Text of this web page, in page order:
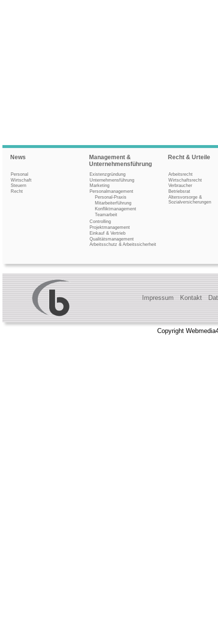
News
Personal
Wirtschaft
Steuern
Recht
Management &
Unternehmensführung
Existenzgründung
Unternehmensführung
Marketing
Personalmanagement
Personal-Praxis
Mitarbeiterführung
Konfliktmanagement
Teamarbeit
Controlling
Projektmanagement
Einkauf & Vertrieb
Qualitätsmanagement
Arbeitsschutz & Arbeitssicherheit
Recht & Urteile
Arbeitsrecht
Wirtschaftsrecht
Verbraucher
Betriebsrat
Altersvorsorge &
Sozialversicherungen
Impressum Kontakt
Copyright